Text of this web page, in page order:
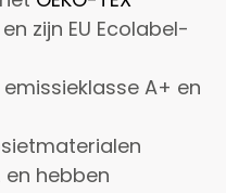
en zijn EU Ecolabel-
A+ en
en hebben